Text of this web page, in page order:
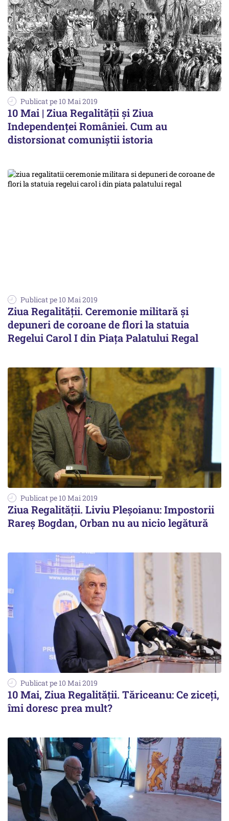
Publicat pe 10 Mai 2019
10 Mai | Ziua Regalității și Ziua
Independenței României. Cum au
distorsionat comuniștii istoria
Publicat pe 10 Mai 2019
Ziua Regalităţii. Ceremonie militară şi
depuneri de coroane de flori la statuia
Regelui Carol I din Piaţa Palatului Regal
Publicat pe 10 Mai 2019
Ziua Regalităţii. Liviu Pleşoianu: Impostorii
Rareş Bogdan, Orban nu au nicio legătură
Publicat pe 10 Mai 2019
10 Mai, Ziua Regalităţii. Tăriceanu: Ce ziceți,
îmi doresc prea mult?